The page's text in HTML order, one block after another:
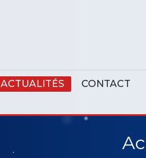
ACTUALITÉS CONTACT